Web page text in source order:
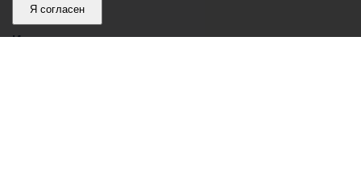
АМС
Интернет приемная
Я согласен